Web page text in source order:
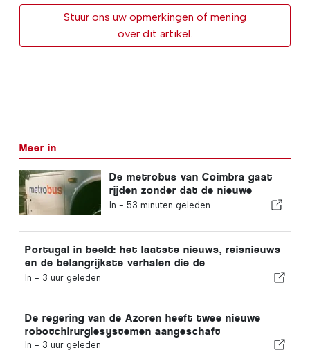
Stuur ons uw opmerkingen of mening
over dit artikel.
Meer in
De metrobus van Coimbra gaat
rijden zonder dat de nieuwe
functie is voltooid
In - 53 minuten geleden
Portugal in beeld: het laatste nieuws, reisnieuws
en de belangrijkste verhalen die de
krantenkoppen halen
In - 3 uur geleden
De regering van de Azoren heeft twee nieuwe
robotchirurgiesystemen aangeschaft
In - 3 uur geleden